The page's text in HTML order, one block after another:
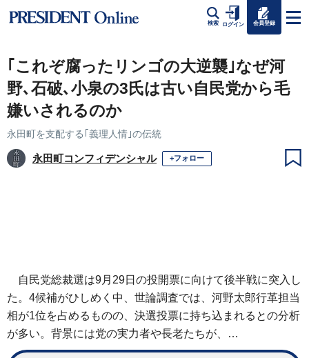
検索 ログイン 会員登録
｢これぞ腐ったリンゴの大逆襲｣なぜ河
野､石破､小泉の3氏は古い自民党から毛
嫌いされるのか
永田町を支配する｢義理人情｣の伝統
永田町コンフィデンシャル +フォロー
自民党総裁選は9月29日の投開票に向けて後半戦に突入し
た。4候補がひしめく中、世論調査では、河野太郎行革担当
相が1位を占めるものの、決選投票に持ち込まれるとの分析
が多い。背景には党の実力者や長老たちが、…